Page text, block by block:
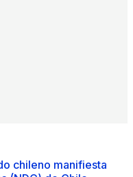
chileno manifiesta